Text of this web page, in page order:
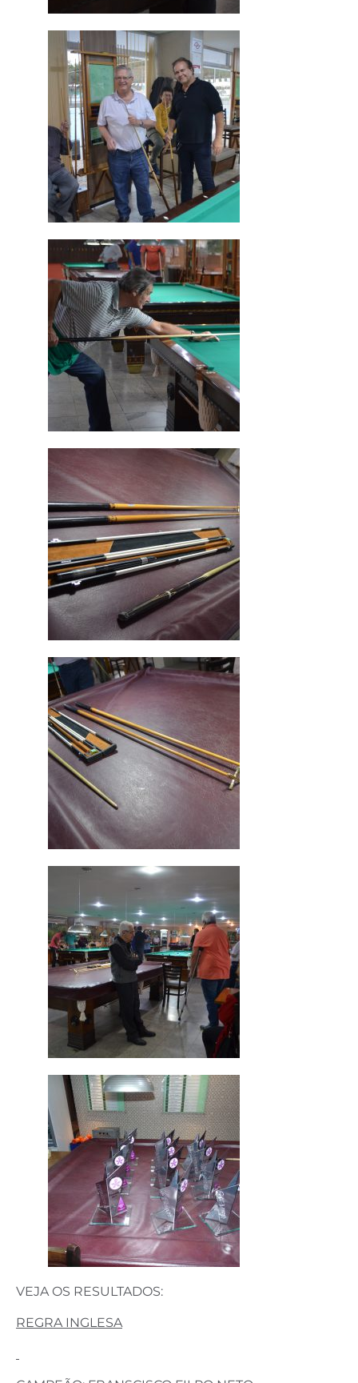
VEJA OS RESULTADOS:
REGRA INGLESA